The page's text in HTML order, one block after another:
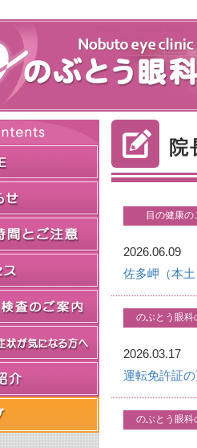
院
目の健康の
2026.06.09
佐多岬（本
のぶとう眼科
2026.03.17
運転免許証
のぶとう眼科